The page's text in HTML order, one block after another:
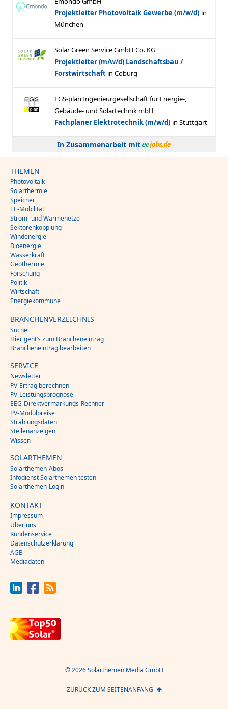
In Zusammenarbeit mit
THEMEN
Photovoltaik
Solarthermie
Speicher
EE-Mobilität
Strom- und Wärmenetze
Sektorenkopplung
Windenergie
Bioenergie
Wasserkraft
Geothermie
Forschung
Politik
Wirtschaft
Energiekommune
BRANCHENVERZEICHNIS
Suche
Hier geht’s zum Brancheneintrag
Brancheneintrag bearbeiten
SERVICE
Newsletter
PV-Ertrag berechnen
PV-Leistungsprognose
EEG-Direktvermarkungs-Rechner
PV-Modulpreise
Strahlungsdaten
Stellenanzeigen
Wissen
SOLARTHEMEN
Solarthemen-Abos
Infodienst Solarthemen testen
Solarthemen-Login
KONTAKT
Impressum
Über uns
Kundenservice
Datenschutzerklärung
AGB
Mediadaten
© 2026 Solarthemen Media GmbH
ZURÜCK ZUM SEITENANFANG